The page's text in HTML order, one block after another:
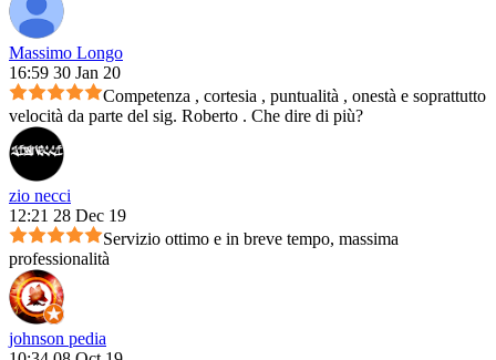
Massimo Longo
16:59 30 Jan 20
Competenza , cortesia , puntualità , onestà e soprattutto
velocità da parte del sig. Roberto . Che dire di più?
zio necci
12:21 28 Dec 19
Servizio ottimo e in breve tempo, massima
professionalità
johnson pedia